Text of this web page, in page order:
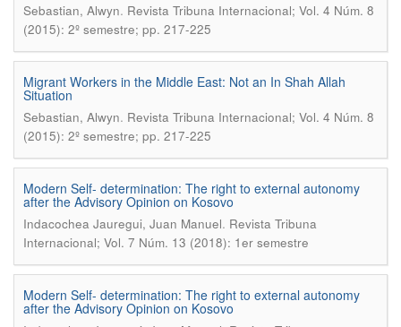
Sebastian, Alwyn. Revista Tribuna Internacional; Vol. 4 Núm. 8
(2015): 2º semestre; pp. 217-225
Migrant Workers in the Middle East: Not an In Shah Allah
Situation
Sebastian, Alwyn. Revista Tribuna Internacional; Vol. 4 Núm. 8
(2015): 2º semestre; pp. 217-225
Modern Self- determination: The right to external autonomy
after the Advisory Opinion on Kosovo
Indacochea Jauregui, Juan Manuel. Revista Tribuna
Internacional; Vol. 7 Núm. 13 (2018): 1er semestre
Modern Self- determination: The right to external autonomy
after the Advisory Opinion on Kosovo